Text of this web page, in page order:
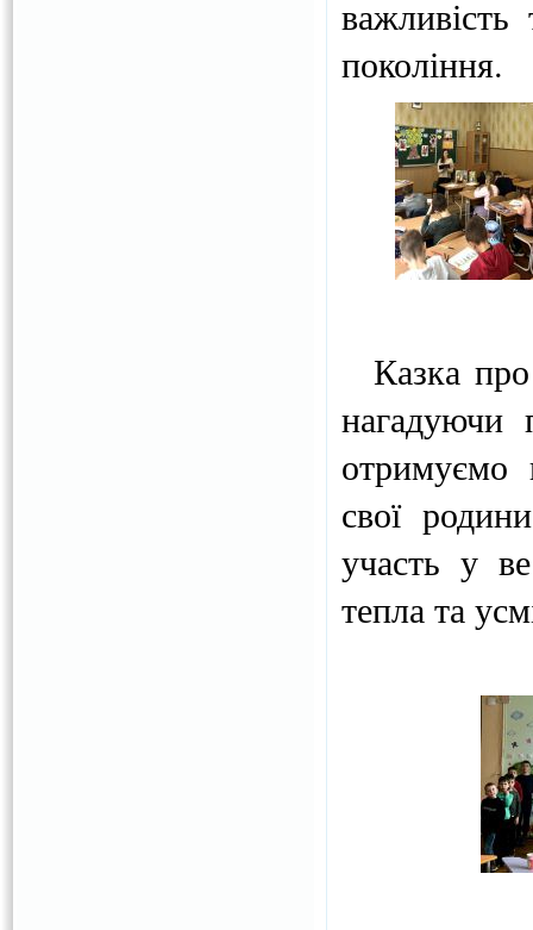
покоління.
Казка про
отримуємо
свої
участь у
тепла та